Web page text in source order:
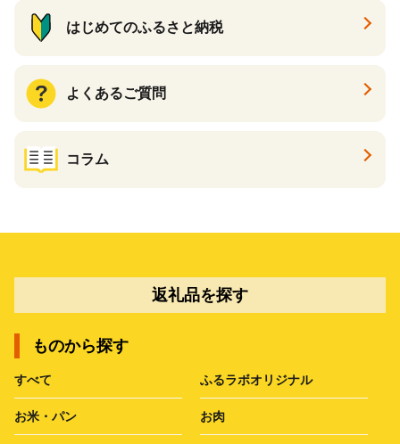
はじめてのふるさと納税
よくあるご質問
コラム
返礼品を探す
ものから探す
すべて ふるラボオリジナル
お米・パン お肉